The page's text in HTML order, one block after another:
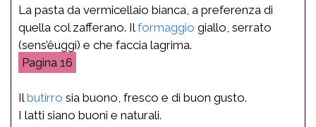
La pasta da vermicellaio bianca, a preferenza di
quella col zafferano. Ilformaggio giallo, serrato
(sens’êuggi) e che faccia lagrima.
16
Ilbutirro sia buono, fresco e di buon gusto.
I latti siano buoni e naturali.